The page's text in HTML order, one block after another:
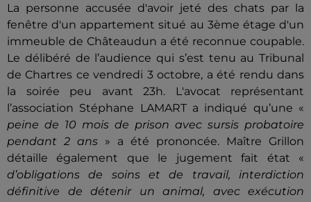
La personne accusée d'avoir jeté des chats par la
fenêtre d'un appartement situé au 3ème étage d'un
immeuble de Châteaudun a été reconnue coupable.
Le délibéré de l’audience qui s’est tenu au Tribunal
de Chartres ce vendredi 3 octobre, a été rendu dans
la soirée peu avant 23h. L'avocat représentant
l’association Stéphane LAMART a indiqué qu’une «
peine de 10 mois de prison avec sursis probatoire
pendant 2 ans » a été prononcée. Maître Grillon
détaille également que le jugement fait état «
d’obligations de soins et de travail, interdiction
définitive de détenir un animal, avec exécution